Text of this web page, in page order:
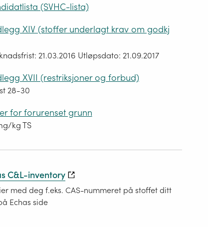
(SVHC-lista)
XIV (stoffer underlagt krav om godkj
21.03.2016 Utløpsdato: 21.09.2017
XVII (restriksjoner og forbud)
28-30
for forurenset grunn
kg TS
C&L-inventory
med deg f.eks. CAS-nummeret på stoffet ditt
Echas side